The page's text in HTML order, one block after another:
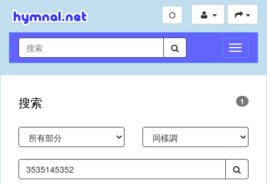
切
換
導
搜索 1